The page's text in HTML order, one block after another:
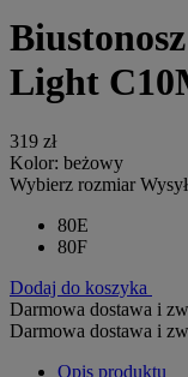
Light
319 zł
Kolor: beżowy
Wybierz rozmiar
80E
80F
Dodaj do koszyka
Darmowa dostawa i
Darmowa dostawa i
Opis produktu